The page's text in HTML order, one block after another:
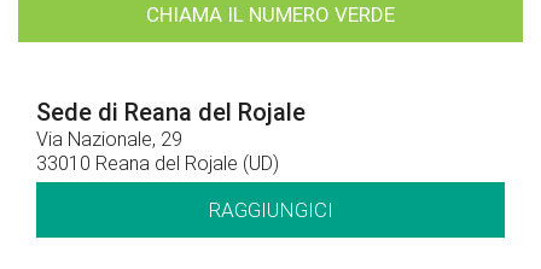
CHIAMA IL NUMERO VERDE
Sede di Reana del Rojale
Via Nazionale, 29
33010 Reana del Rojale (UD)
RAGGIUNGICI